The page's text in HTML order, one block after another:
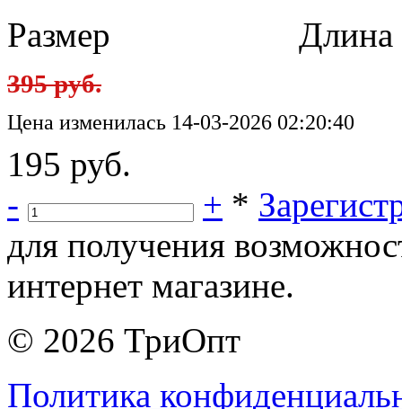
Размер
Длина в
395 руб.
Цена изменилась 14-03-2026 02:20:40
195 руб.
-
+ *
для получения
интернет магазине.
© 2026 ТриОпт
Политика